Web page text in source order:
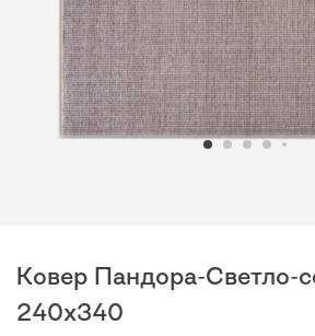
Ковер Пандора-Светло-
240x340